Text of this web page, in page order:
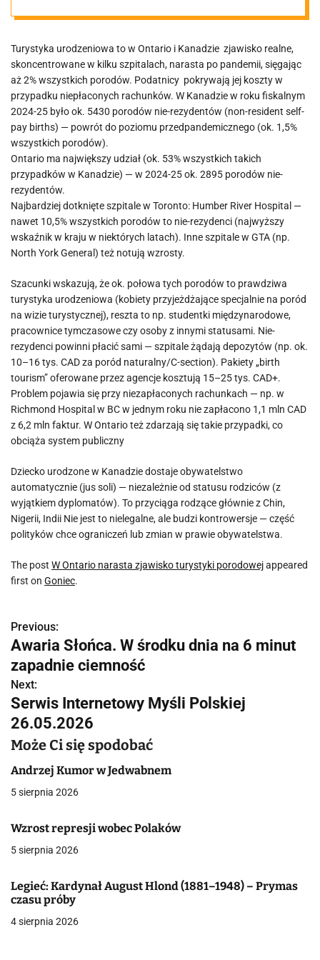
porodowej
Turystyka urodzeniowa to w Ontario i Kanadzie zjawisko realne,
skoncentrowane w kilku szpitalach, narasta po pandemii, sięgając
aż 2% wszystkich porodów. Podatnicy pokrywają jej koszty w
przypadku niepłaconych rachunków. W Kanadzie w roku fiskalnym
2024-25 było ok. 5430 porodów nie-rezydentów (non-resident self-
pay births) — powrót do poziomu przedpandemicznego (ok. 1,5%
wszystkich porodów).
Ontario ma największy udział (ok. 53% wszystkich takich
przypadków w Kanadzie) — w 2024-25 ok. 2895 porodów nie-
rezydentów.
Najbardziej dotknięte szpitale w Toronto: Humber River Hospital —
nawet 10,5% wszystkich porodów to nie-rezydenci (najwyższy
wskaźnik w kraju w niektórych latach). Inne szpitale w GTA (np.
North York General) też notują wzrosty.
Szacunki wskazują, że ok. połowa tych porodów to prawdziwa
turystyka urodzeniowa (kobiety przyjeżdżające specjalnie na poród
na wizie turystycznej), reszta to np. studentki międzynarodowe,
pracownice tymczasowe czy osoby z innymi statusami. Nie-
rezydenci powinni płacić sami — szpitale żądają depozytów (np. ok.
10–16 tys. CAD za poród naturalny/C-section). Pakiety „birth
tourism” oferowane przez agencje kosztują 15–25 tys. CAD+.
Problem pojawia się przy niezapłaconych rachunkach — np. w
Richmond Hospital w BC w jednym roku nie zapłacono 1,1 mln CAD
z 6,2 mln faktur. W Ontario też zdarzają się takie przypadki, co
obciąża system publiczny
Dziecko urodzone w Kanadzie dostaje obywatelstwo
automatycznie (jus soli) — niezależnie od statusu rodziców (z
wyjątkiem dyplomatów). To przyciąga rodzące głównie z Chin,
Nigerii, Indii Nie jest to nielegalne, ale budzi kontrowersje — część
polityków chce ograniczeń lub zmian w prawie obywatelstwa.
The post W Ontario narasta zjawisko turystyki porodowejappeared
first on Goniec.
N
a
w
i
g
a
c
j
a
p
i
Previous:
Awaria Słońca. W środku dnia na 6 minut
zapadnie ciemność
Next:
Serwis Internetowy Myśli Polskiej
26.05.2026
Może Ci się spodobać
Andrzej Kumor w Jedwabnem
5 sierpnia 2026
Wzrost represji wobec Polaków
5 sierpnia 2026
Legieć: Kardynał August Hlond (1881–1948) – Prymas
czasu próby
4 sierpnia 2026